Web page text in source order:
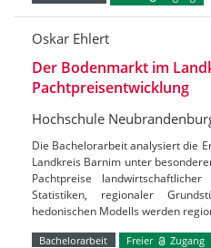
Oskar Ehlert
Der Bodenmarkt im
Pachtpreisentwicklung
Hochschule
Die Bachelorarbeit analysiert die
Landkreis Barnim unter
Pachtpreise
Statistiken, regionaler
hedonischen Modells werden
Bachelorarbeit Freier Zugang